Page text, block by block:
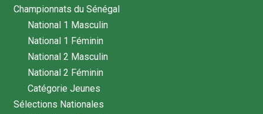
Championnats du Sénégal
National 1 Masculin
National 1 Féminin
National 2 Masculin
National 2 Féminin
Catégorie Jeunes
Sélections Nationales